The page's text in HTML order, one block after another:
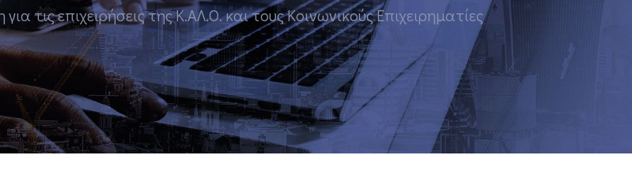
τις επιχειρήσεις της Κ.ΑΛ.Ο. και τους Κοινωνικούς Επιχειρηματίες